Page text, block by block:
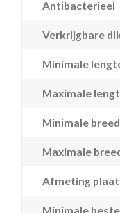
Antibacterieel
Verkrijgbare
Minimale
Maximale
Minimale
Maximale
Afmeting
Minimale